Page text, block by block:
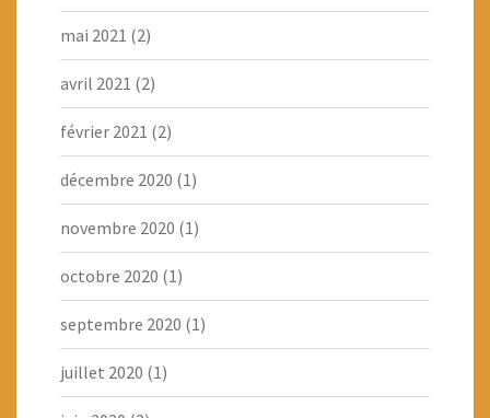
mai 2021 (2)
avril 2021 (2)
février 2021 (2)
décembre 2020 (1)
novembre 2020 (1)
octobre 2020 (1)
septembre 2020 (1)
juillet 2020 (1)